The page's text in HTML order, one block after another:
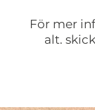
För mer
alt.